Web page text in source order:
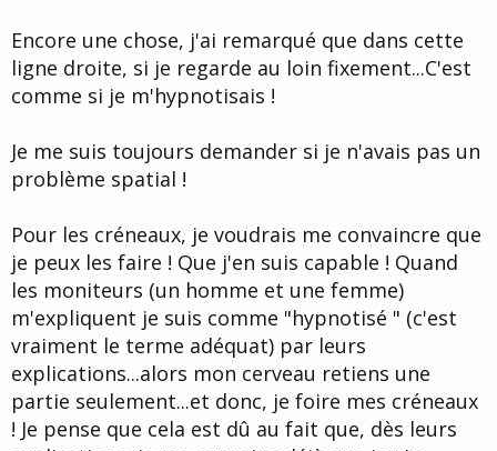
Encore une chose, j'ai remarqué que dans cette
ligne droite, si je regarde au loin fixement...C'est
comme si je m'hypnotisais !
Je me suis toujours demander si je n'avais pas un
problème spatial !
Pour les créneaux, je voudrais me convaincre que
je peux les faire ! Que j'en suis capable ! Quand
les moniteurs (un homme et une femme)
m'expliquent je suis comme "hypnotisé " (c'est
vraiment le terme adéquat) par leurs
explications...alors mon cerveau retiens une
partie seulement...et donc, je foire mes créneaux
! Je pense que cela est dû au fait que, dès leurs